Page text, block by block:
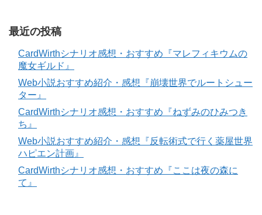
最近の投稿
CardWirthシナリオ感想・おすすめ『マレフィキウムの
魔女ギルド』
Web小説おすすめ紹介・感想『崩壊世界でルートシュー
ター』
CardWirthシナリオ感想・おすすめ『ねずみのひみつき
ち』
Web小説おすすめ紹介・感想『反転術式で行く薬屋世界
ハピエン計画』
CardWirthシナリオ感想・おすすめ『ここは夜の森に
て』